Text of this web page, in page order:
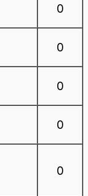
0
0
0
0
0